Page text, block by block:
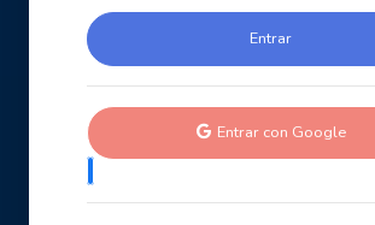
Entrar con Google